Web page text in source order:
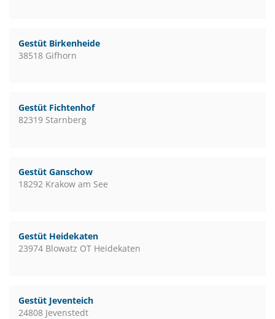
Gestüt Birkenheide
38518 Gifhorn
Gestüt Fichtenhof
82319 Starnberg
Gestüt Ganschow
18292 Krakow am See
Gestüt Heidekaten
23974 Blowatz OT Heidekaten
Gestüt Jeventeich
24808 Jevenstedt